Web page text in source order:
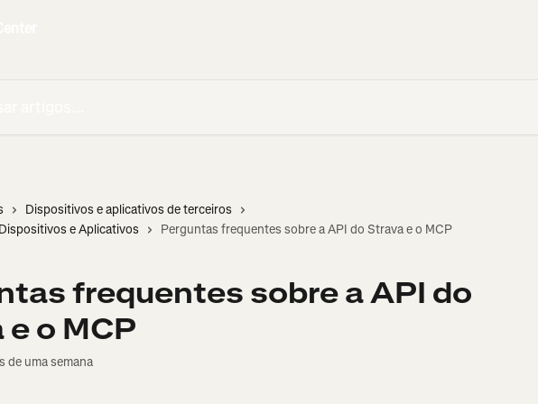
Dispositivos e aplicativos de terceiros
e Aplicativos
Perguntas frequentes sobre a API do Strava e o MCP
frequentes sobre a API do
o MCP
de uma semana